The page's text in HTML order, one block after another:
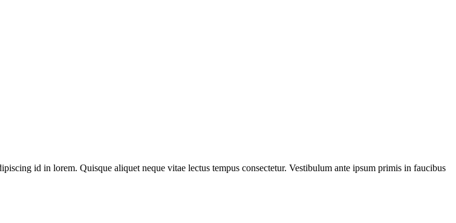
id in lorem. Quisque aliquet neque vitae lectus tempus consectetur. Vestibulum ante ipsum primis in faucibus